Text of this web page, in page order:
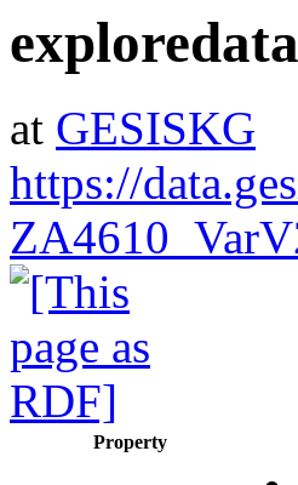
at GESISKG
https://
Property